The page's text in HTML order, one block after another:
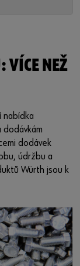
VÍCE NEŽ
nabídka
dodávek
údržbu a
Würth jsou k